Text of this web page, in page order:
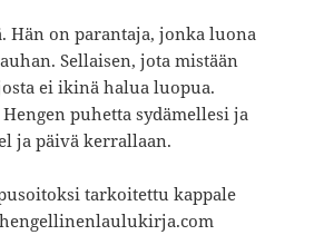
Hän on parantaja, jonka luona
Sellaisen, jota mistään
ei ikinä halua luopua.
puhetta sydämellesi ja
ja päivä kerrallaan.
tarkoitettu kappale